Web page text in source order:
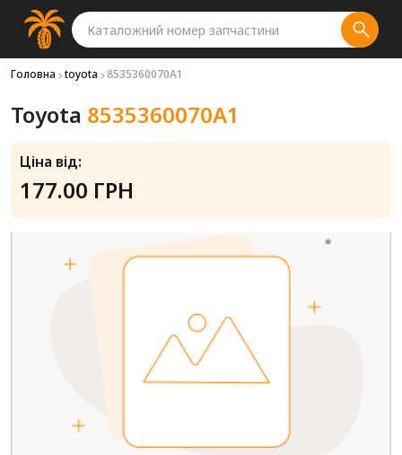
Головна toyota 8535360070A1
Toyota 8535360070A1
Ціна від:
177.00 ГРН